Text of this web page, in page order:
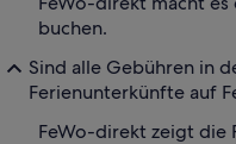
buchen.
Sind alle Gebühren in
Ferienunterkünfte auf
FeWo-direkt zeigt die